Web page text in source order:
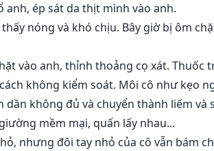
anh, ép sát da thịt mình vào anh.
thấy nóng và khó chịu. Bây giờ bị ôm
vào anh, thỉnh thoảng cọ xát.
không kiểm soát. Môi cô như kẹo
không đủ và chuyển thành liếm và
mềm mại, quấn lấy nhau...
nhưng đôi tay nhỏ của cô vẫn bám